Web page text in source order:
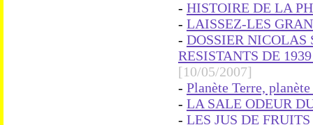
- HISTOIRE DE LA
- LAISSEZ-LES
- DOSSIER NICOLAS
RESISTANTS DE
[10/05/2007]
- Planète Terre,
- LA SALE ODEUR
- LES JUS DE